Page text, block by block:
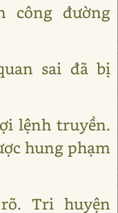
công đường
sai đã bị
lệnh truyền.
hung phạm
Tri huyện